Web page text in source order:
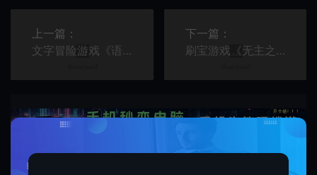
上一篇：
文字冒险游戏《语默行间》Steam页面上线
下一篇：
刷宝游戏《无主之地4》将在2025年登陆Switch2